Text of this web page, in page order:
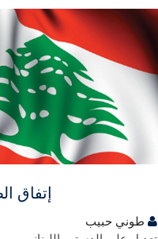
مجاني
إتفاق
طوني حبيب